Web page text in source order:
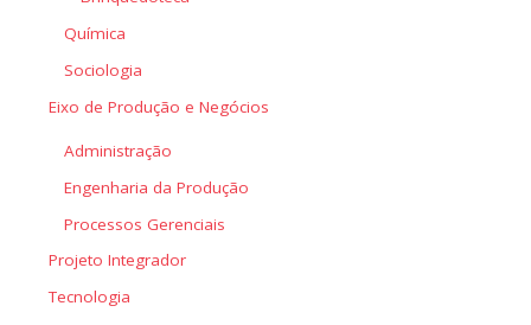
Química
Sociologia
Eixo de Produção e Negócios
Administração
Engenharia da Produção
Processos Gerenciais
Projeto Integrador
Tecnologia